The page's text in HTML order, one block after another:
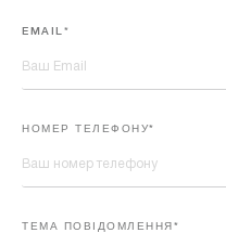
EMAIL*
НОМЕР ТЕЛЕФОНУ*
ТЕМА ПОВІДОМЛЕННЯ*